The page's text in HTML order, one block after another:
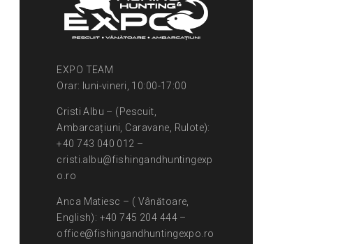
EXPO TEAM
Orar: luni-vineri, 10:00-17:00
Cristi Albu – (Pescuit,
Ambarcațiuni, Caravane, Rulote):
+40 743 040 012 –
cristi.albu@fishingandhuntingexp
o.ro
Anca Matiesc – ( Vânătoare,
English): +40 745 204 444 –
office@fishingandhuntingexpo.ro